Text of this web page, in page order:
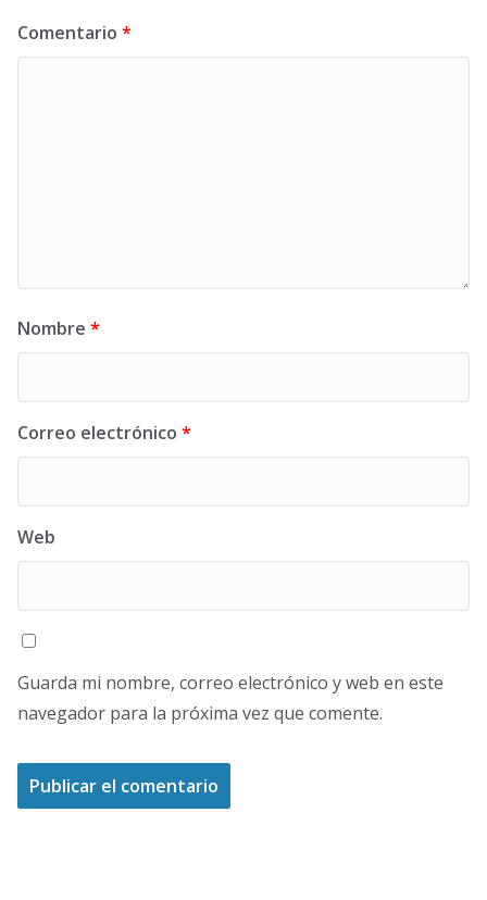
Comentario *
Nombre *
Correo electrónico *
Web
Guarda mi nombre, correo electrónico y web en este
navegador para la próxima vez que comente.